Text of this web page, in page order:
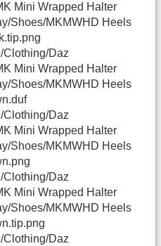
Mini Wrapped Halter
Shoes/MKMWHD Heels
Clothing/Daz
Mini Wrapped Halter
Shoes/MKMWHD Heels
Clothing/Daz
Mini Wrapped Halter
Shoes/MKMWHD Heels
Clothing/Daz
Mini Wrapped Halter
Shoes/MKMWHD Heels
Clothing/Daz